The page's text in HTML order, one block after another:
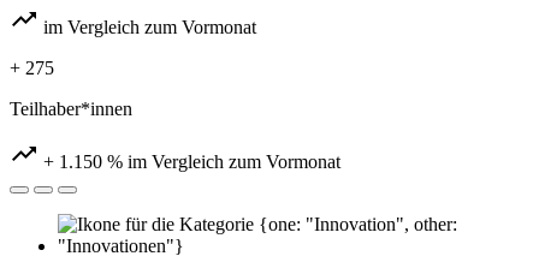
trending_up im Vergleich zum Vormonat
+ 275
Teilhaber*innen
trending_up + 1.150 % im Vergleich zum Vormonat